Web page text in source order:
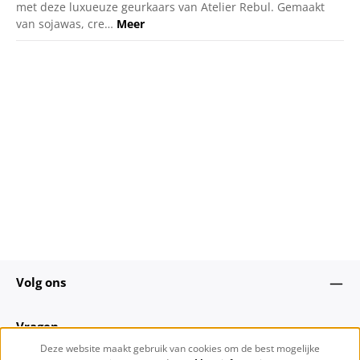
met deze luxueuze geurkaars van Atelier Rebul. Gemaakt
van sojawas, cre… Meer
Volg ons
Vragen
Deze website maakt gebruik van cookies om de best mogelijke